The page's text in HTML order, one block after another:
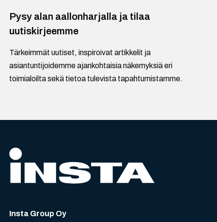
Pysy alan aallonharjalla ja tilaa
uutiskirjeemme
Tärkeimmät uutiset, inspiroivat artikkelit ja
asiantuntijoidemme ajankohtaisia näkemyksiä eri
toimialoilta sekä tietoa tulevista tapahtumistamme.
Insta Group Oy